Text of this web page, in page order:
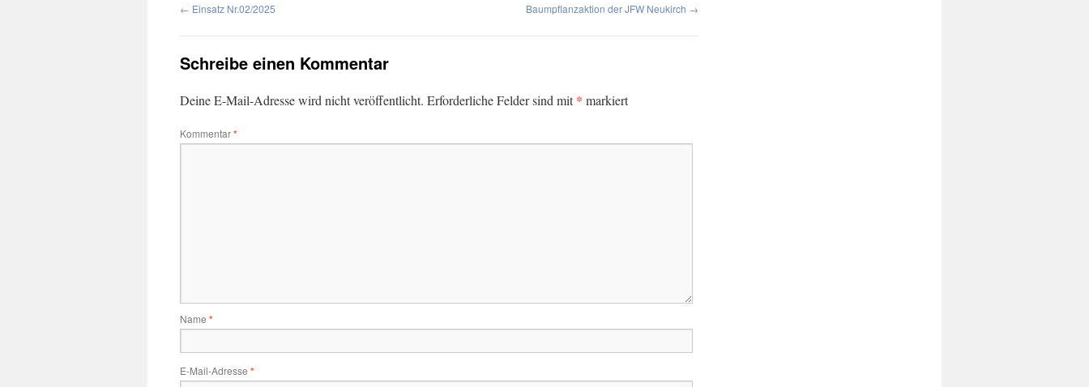
← Einsatz Nr.02/2025 Baumpflanzaktion der JFW Neukirch →
Schreibe einen Kommentar
Deine E-Mail-Adresse wird nicht veröffentlicht. Erforderliche Felder sind mit* markiert
Kommentar*
Name *
E-Mail-Adresse *